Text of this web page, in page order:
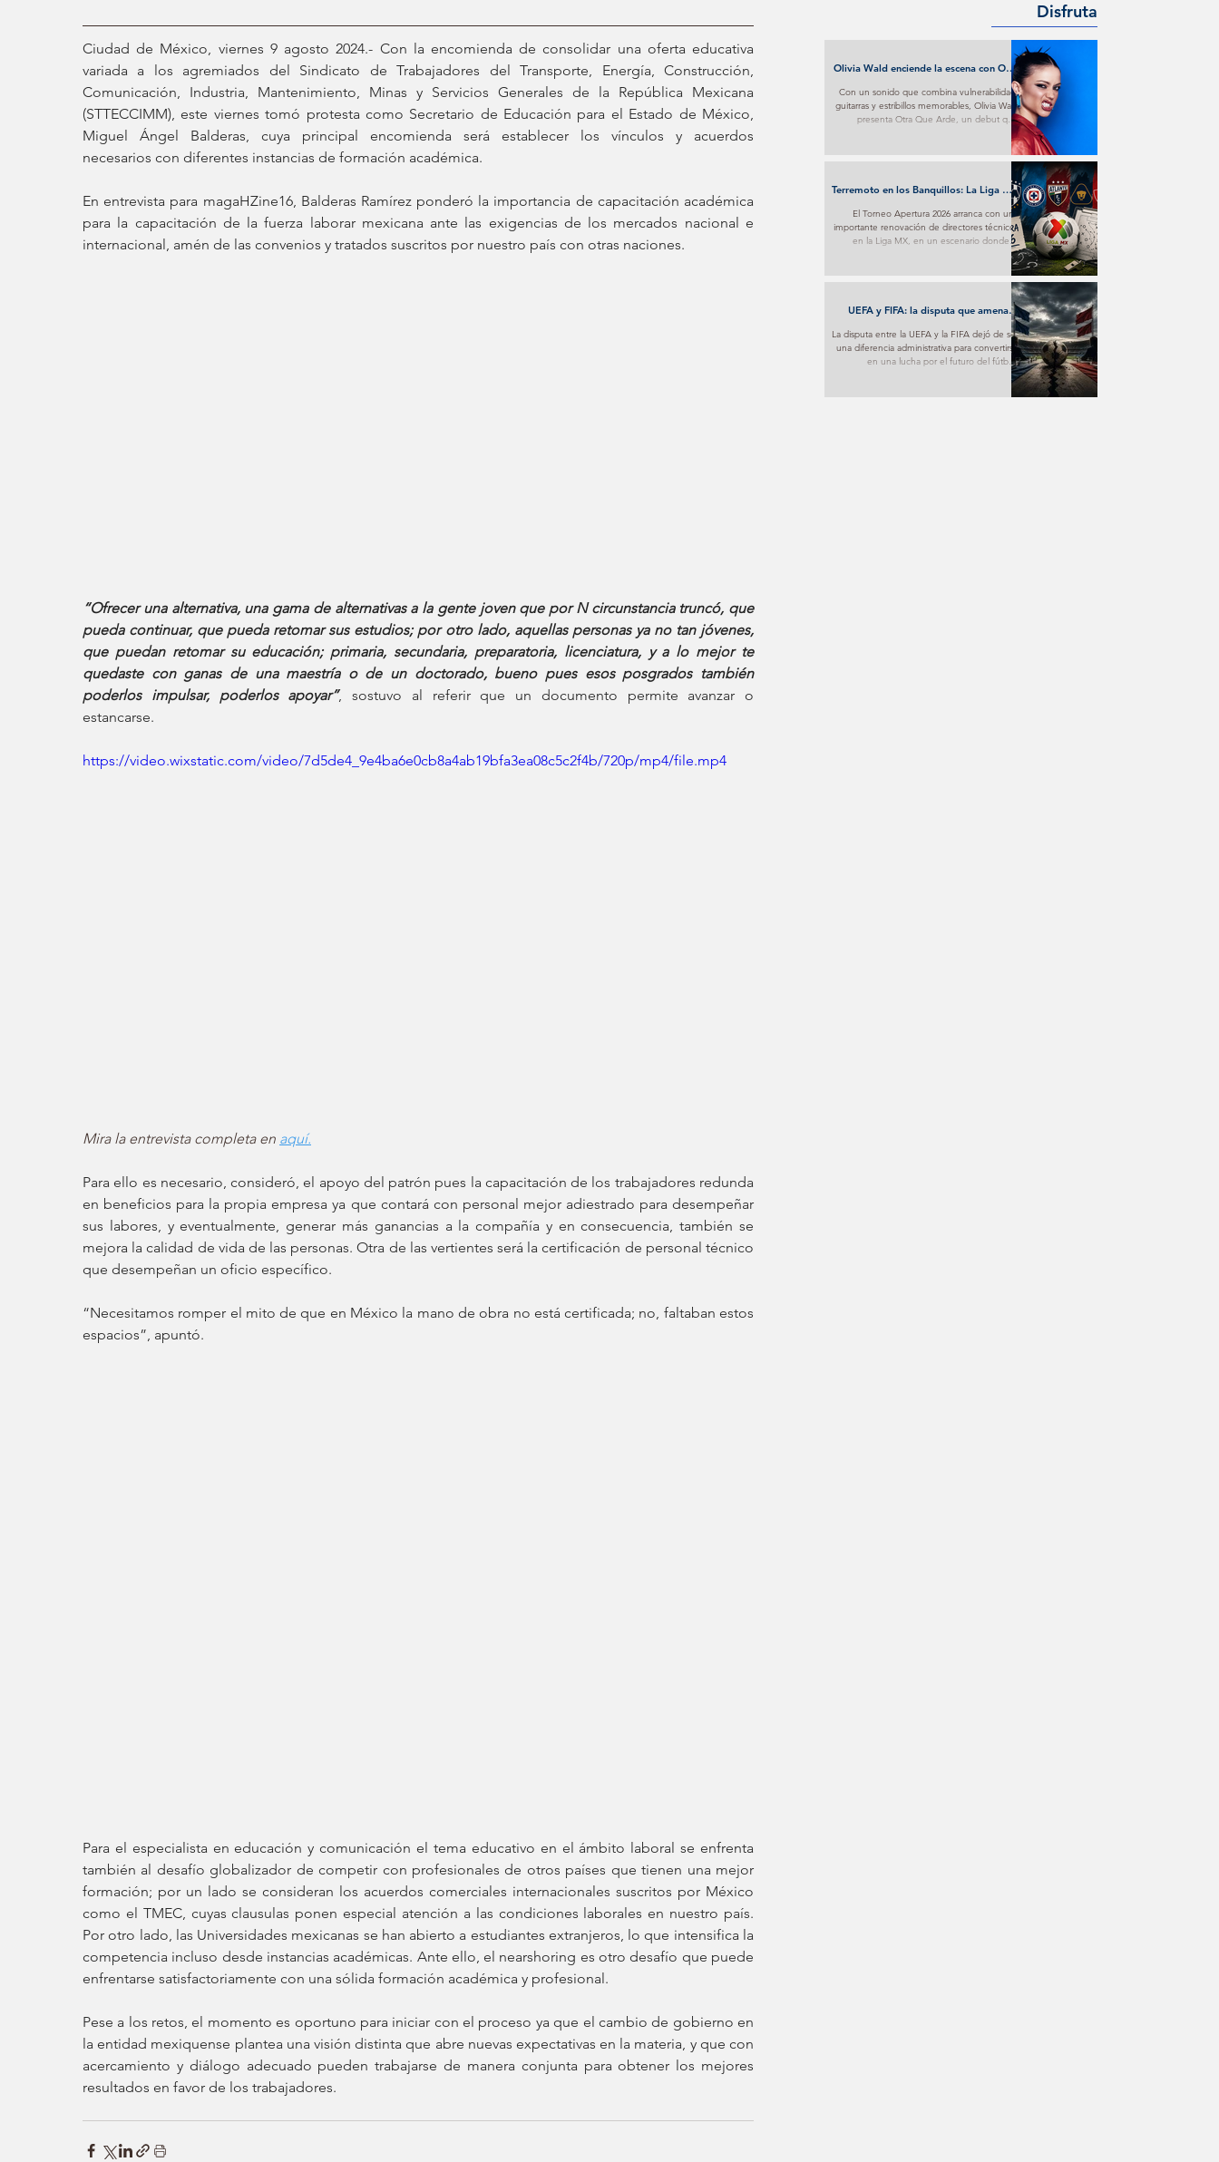
Ciudad de México, viernes 9 agosto 2024.- Con la encomienda de consolidar una oferta educativa
variada a los agremiados del Sindicato de Trabajadores del Transporte, Energía, Construcción,
Comunicación, Industria, Mantenimiento, Minas y Servicios Generales de la República Mexicana
(STTECCIMM), este viernes tomó protesta como Secretario de Educación para el Estado de México,
Miguel Ángel Balderas, cuya principal encomienda será establecer los vínculos y acuerdos
necesarios con diferentes instancias de formación académica.
En entrevista para magaHZine16, Balderas Ramírez ponderó la importancia de capacitación académica
para la capacitación de la fuerza laborar mexicana ante las exigencias de los mercados nacional e
internacional, amén de las convenios y tratados suscritos por nuestro país con otras naciones.
“Ofrecer una alternativa, una gama de alternativas a la gente joven que por N circunstancia truncó, que
pueda continuar, que pueda retomar sus estudios; por otro lado, aquellas personas ya no tan jóvenes,
que puedan retomar su educación; primaria, secundaria, preparatoria, licenciatura, y a lo mejor te
quedaste con ganas de una maestría o de un doctorado, bueno pues esos posgrados también
poderlos impulsar, poderlos apoyar”, sostuvo al referir que un documento permite avanzar o
estancarse.
https://video.wixstatic.com/video/7d5de4_9e4ba6e0cb8a4ab19bfa3ea08c5c2f4b/720p/mp4/file.mp4
Mira la entrevista completa en aquí.
Para ello es necesario, consideró, el apoyo del patrón pues la capacitación de los trabajadores redunda
en beneficios para la propia empresa ya que contará con personal mejor adiestrado para desempeñar
sus labores, y eventualmente, generar más ganancias a la compañía y en consecuencia, también se
mejora la calidad de vida de las personas. Otra de las vertientes será la certificación de personal técnico
que desempeñan un oficio específico.
“Necesitamos romper el mito de que en México la mano de obra no está certificada; no, faltaban estos
espacios”, apuntó.
Para el especialista en educación y comunicación el tema educativo en el ámbito laboral se enfrenta
también al desafío globalizador de competir con profesionales de otros países que tienen una mejor
formación; por un lado se consideran los acuerdos comerciales internacionales suscritos por México
como el TMEC, cuyas clausulas ponen especial atención a las condiciones laborales en nuestro país.
Por otro lado, las Universidades mexicanas se han abierto a estudiantes extranjeros, lo que intensifica la
competencia incluso desde instancias académicas. Ante ello, el nearshoring es otro desafío que puede
enfrentarse satisfactoriamente con una sólida formación académica y profesional.
Pese a los retos, el momento es oportuno para iniciar con el proceso ya que el cambio de gobierno en
la entidad mexiquense plantea una visión distinta que abre nuevas expectativas en la materia, y que con
acercamiento y diálogo adecuado pueden trabajarse de manera conjunta para obtener los mejores
resultados en favor de los trabajadores.
Disfruta
Olivia Wald enciende la escena con Otra
Que Arde: El desamor Pop al más puro
estilo de la narrativa estadounidense
Con un sonido que combina vulnerabilidad,
guitarras y estribillos memorables, Olivia Wald
presenta Otra Que Arde, un debut que
transforma el desamor en una poderosa
experiencia pop y marca un nuevo paso en
su proyección internacional.
Terremoto en los Banquillos: La Liga MX
Reinventa sus Liderazgos para el
Apertura 2026
El Torneo Apertura 2026 arranca con una
importante renovación de directores técnicos
en la Liga MX, en un escenario donde la
estrategia y los nuevos proyectos buscarán
marcar la diferencia desde la primera jornada.
UEFA y FIFA: la disputa que amenaza
con fracturar al fútbol mundial
La disputa entre la UEFA y la FIFA dejó de ser
una diferencia administrativa para convertirse
en una lucha por el futuro del fútbol.
Mientras una apuesta por nuevos modelos